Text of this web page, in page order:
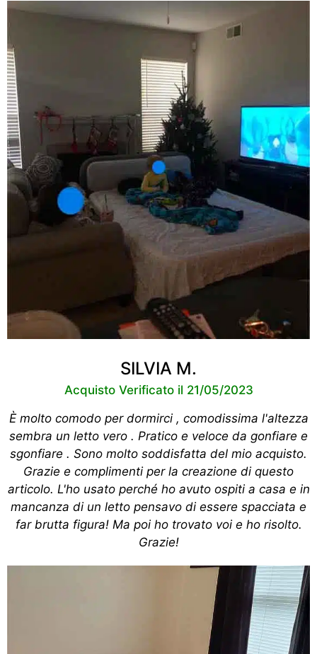
SILVIA M.
Acquisto Verificato il 21/05/2023
È molto comodo per dormirci , comodissima l'altezza
sembra un letto vero . Pratico e veloce da gonfiare e
sgonfiare . Sono molto soddisfatta del mio acquisto.
Grazie e complimenti per la creazione di questo
articolo. L'ho usato perché ho avuto ospiti a casa e in
mancanza di un letto pensavo di essere spacciata e
far brutta figura! Ma poi ho trovato voi e ho risolto.
Grazie!